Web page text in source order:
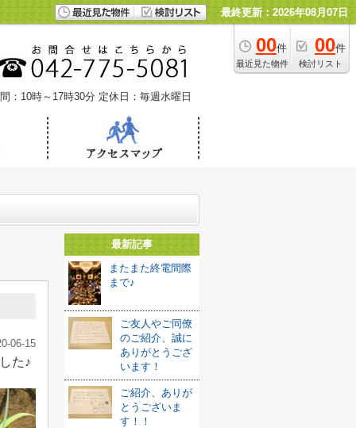
最終更新：2026年08月07日
00件
最近見た物件
00件
検討リスト
：10時～17時30分 定休日：毎週水曜日
06-15
た♪
最新記事
またまた終電間際
まで♪
ご友人やご同僚
のご紹介、誠に
ありがとうござ
います！
ご紹介、ありが
とうございま
す！！